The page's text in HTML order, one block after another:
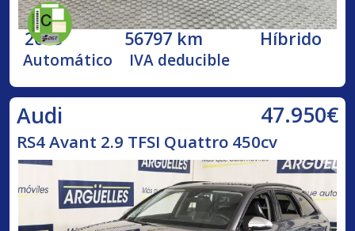
2023 56797 km Híbrido
Automático IVA deducible
Audi 47.950€
RS4 Avant 2.9 TFSI Quattro 450cv